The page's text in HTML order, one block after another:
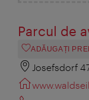
Parcul de
ADĂUGAȚI
Josefsdorf